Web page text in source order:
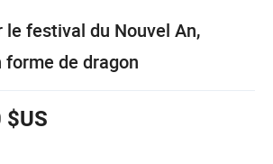
festival du Nouvel An,
de dragon
$US